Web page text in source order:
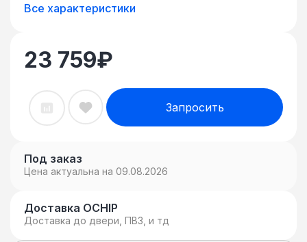
Все характеристики
23 759₽
Запросить
Под заказ
Цена актуальна на 09.08.2026
Доставка OCHIP
Доставка до двери, ПВЗ, и тд